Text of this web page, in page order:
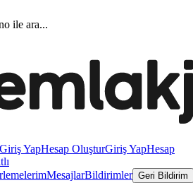
ile ara...
Giriş YapHesap OluşturGiriş YapHesap
MesajlarBildirimler Geri Bildirim